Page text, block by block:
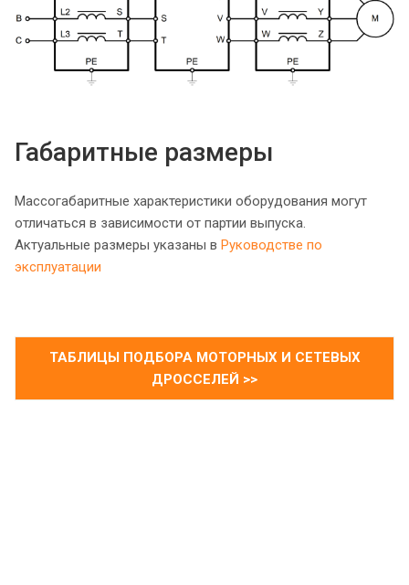
Габаритные размеры
Массогабаритные характеристики оборудования могут
отличаться в зависимости от партии выпуска.
Актуальные размеры указаны в Руководстве по
эксплуатации
ТАБЛИЦЫ ПОДБОРА МОТОРНЫХ И СЕТЕВЫХ
ДРОССЕЛЕЙ >>